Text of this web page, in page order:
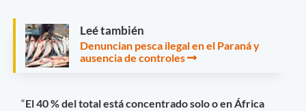
Leé también
Denuncian pesca ilegal en el Paraná y
ausencia de controles
“El 40 % del total está concentrado solo o en África